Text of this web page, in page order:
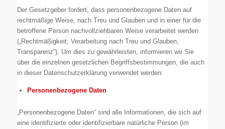
Der Gesetzgeber fordert, dass personenbezogene Daten auf
rechtmäßige Weise, nach Treu und Glauben und in einer für die
betroffene Person nachvollziehbaren Weise verarbeitet werden
(„Rechtmäßigkeit, Verarbeitung nach Treu und Glauben,
Transparenz“). Um dies zu gewährleisten, informieren wir Sie
über die einzelnen gesetzlichen Begriffsbestimmungen, die auch
in dieser Datenschutzerklärung verwendet werden:
Personenbezogene Daten
„Personenbezogene Daten“ sind alle Informationen, die sich auf
eine identifizierte oder identifizierbare natürliche Person (im